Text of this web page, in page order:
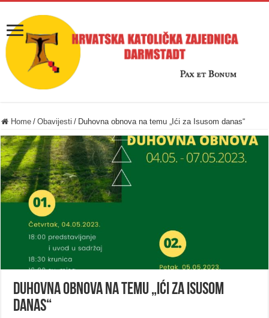
Home / Obavijesti / Duhovna obnova na temu „Ići za Isusom danas“
Duhovna obnova na temu „Ići za Isusom
danas“